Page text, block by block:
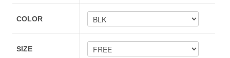
COLOR
SIZE